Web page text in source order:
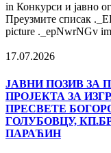
in Конкурси и јавно
Преузмите списак
picture ._epNwrNGv
17.07.2026
ЈАВНИ ПОЗИВ ЗА
ПРОЈЕКТА ЗА
ПРЕСВЕТЕ
ГОЛУБОВЦУ,
ПАРАЋИН